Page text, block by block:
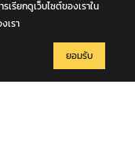
เรียกดูเว็บไซต์ของเราใน
เรา
ยอมรับ